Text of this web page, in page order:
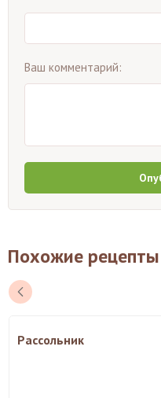
Ваш комментарий:
Похожие
Рассольник